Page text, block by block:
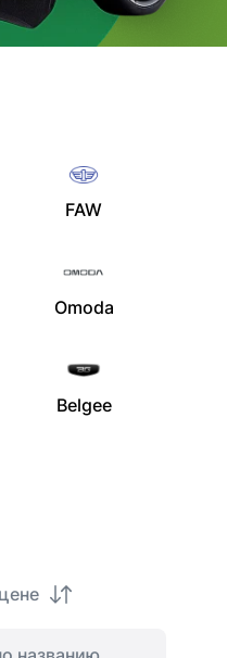
FAW
Omoda
Belgee